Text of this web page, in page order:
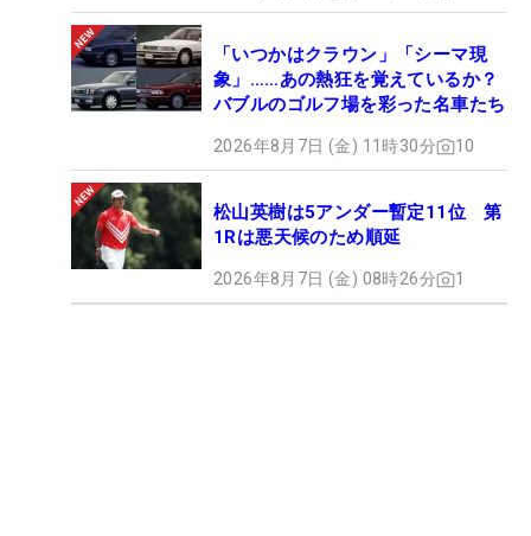
「いつかはクラウン」「シーマ現
象」……あの熱狂を覚えているか？
バブルのゴルフ場を彩った名車たち
2026年8月7日 (金) 11時30分 10
松山英樹は5アンダー暫定11位 第
1Rは悪天候のため順延
2026年8月7日 (金) 08時26分 1